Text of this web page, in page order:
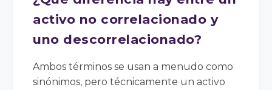
activo no correlacionado y
uno descorrelacionado?
Ambos términos se usan a menudo como
sinónimos, pero técnicamente un activo